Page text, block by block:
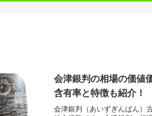
会津銀判の相場の価値
含有率と特徴も紹介！
会津銀判（あいずぎんばん）